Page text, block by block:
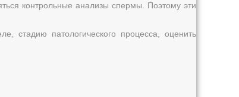
контрольные анализы спермы. Поэтому эти
стадию патологического процесса, оценить